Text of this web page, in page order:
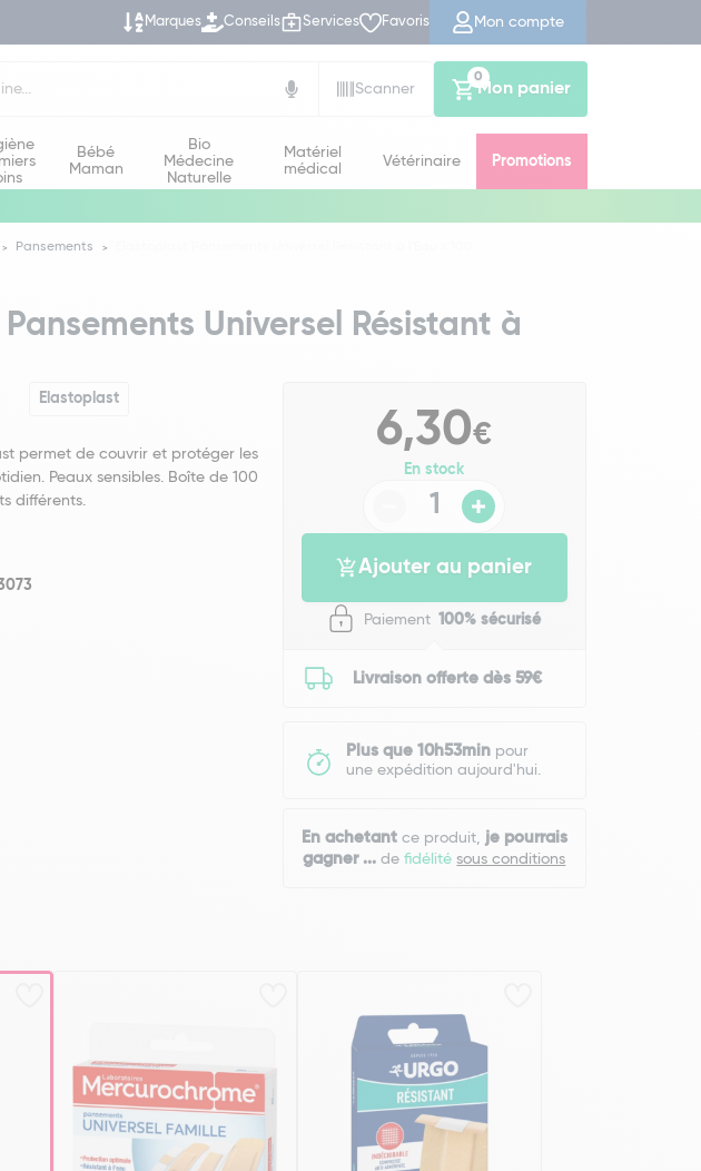
Marques Conseils Services Favoris Mon compte
Scanner
Mon panier
0
Bébé
Maman
Bio
Médecine
Naturelle
Matériel
médical
Vétérinaire Promotions
Pansements
Universel Résistant à
Elastoplast
permet de couvrir et protéger les
Peaux sensibles. Boîte de 100
différents.
6,30€
En stock
Ajouter au panier
Paiement 100% sécurisé
Livraison offerte dès 59€
Plus que 10h53minpour
une expédition aujourd'hui.
En achetantce produit, je pourrais
gagner ... defidélitésous conditions